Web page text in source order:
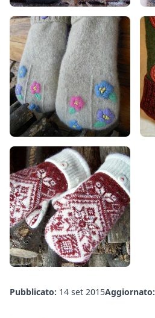
Pubblicato: 14 set 2015Aggiornato: